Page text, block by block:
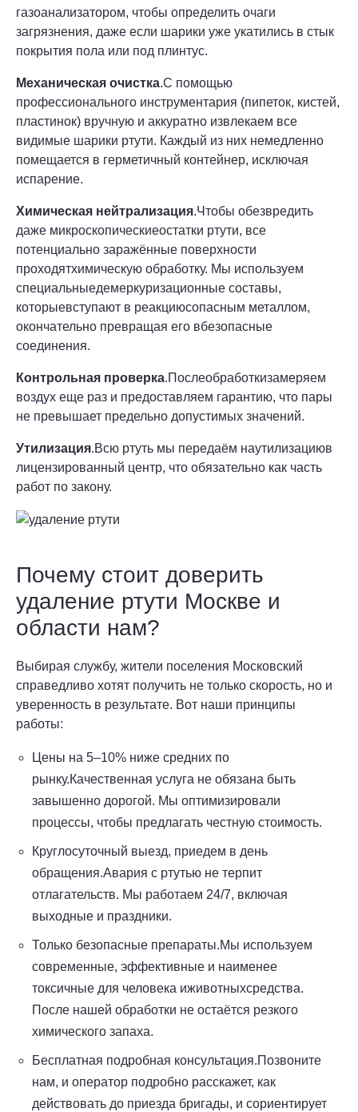
газоанализатором, чтобы определить очаги
загрязнения, даже если шарики уже укатились в стык
покрытия пола или под плинтус.
Механическая очистка.С помощью
профессионального инструментария (пипеток, кистей,
пластинок) вручную и аккуратно извлекаем все
видимые шарики ртути. Каждый из них немедленно
помещается в герметичный контейнер, исключая
испарение.
Химическая нейтрализация.Чтобы обезвредить
даже микроскопическиеостатки ртути, все
потенциально заражённые поверхности
проходятхимическую обработку. Мы используем
специальныедемеркуризационные составы,
которыевступают в реакциюсопасным металлом,
окончательно превращая его вбезопасные
соединения.
Контрольная проверка.Послеобработкизамеряем
воздух еще раз и предоставляем гарантию, что пары
не превышает предельно допустимых значений.
Утилизация.Всю ртуть мы передаём наутилизациюв
лицензированный центр, что обязательно как часть
работ по закону.
Почему стоит доверить
удаление ртути Москве и
области нам?
Выбирая службу, жители поселения Московский
справедливо хотят получить не только скорость, но и
уверенность в результате. Вот наши принципы
работы:
Цены на 5–10% ниже средних по
рынку.Качественная услуга не обязана быть
завышенно дорогой. Мы оптимизировали
процессы, чтобы предлагать честную стоимость.
Круглосуточный выезд, приедем в день
обращения.Авария с ртутью не терпит
отлагательств. Мы работаем 24/7, включая
выходные и праздники.
Только безопасные препараты.Мы используем
современные, эффективные и наименее
токсичные для человека иживотныхсредства.
После нашей обработки не остаётся резкого
химического запаха.
Бесплатная подробная консультация.Позвоните
нам, и оператор подробно расскажет, как
действовать до приезда бригады, и сориентирует